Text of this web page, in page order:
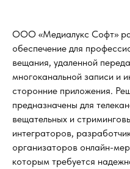
ООО «Медиалукс Софт»
обеспечение для
вещания, удаленной
многоканальной записи и
сторонние приложения.
предназначены для
вещательных и
интеграторов,
организаторов онлайн-
которым требуется